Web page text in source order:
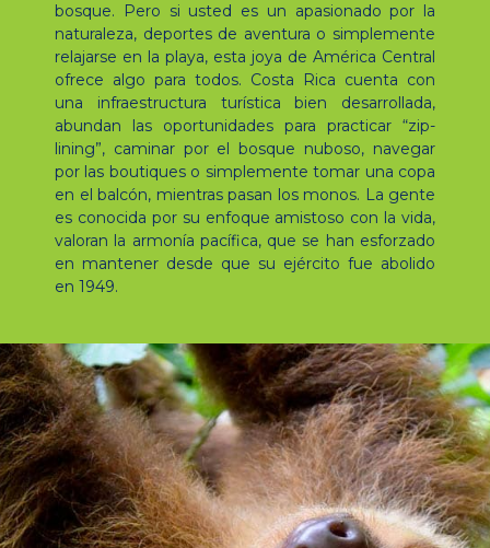
bosque. Pero si usted es un apasionado por la
naturaleza, deportes de aventura o simplemente
relajarse en la playa, esta joya de América Central
ofrece algo para todos. Costa Rica cuenta con
una infraestructura turística bien desarrollada,
abundan las oportunidades para practicar “zip-
lining”, caminar por el bosque nuboso, navegar
por las boutiques o simplemente tomar una copa
en el balcón, mientras pasan los monos. La gente
es conocida por su enfoque amistoso con la vida,
valoran la armonía pacífica, que se han esforzado
en mantener desde que su ejército fue abolido
en 1949.